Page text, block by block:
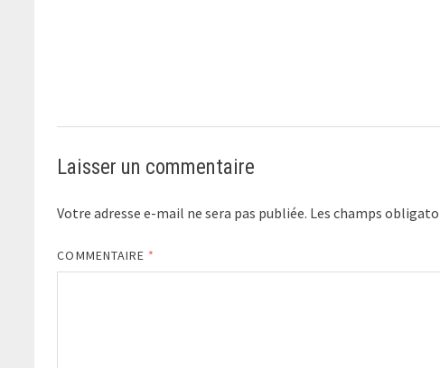
Laisser un commentaire
Votre adresse e-mail ne sera pas publiée. Les champs
COMMENTAIRE *